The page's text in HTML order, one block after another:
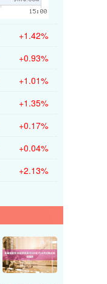
+1.42%
+0.93%
+1.01%
+1.35%
+0.17%
+0.04%
+2.13%